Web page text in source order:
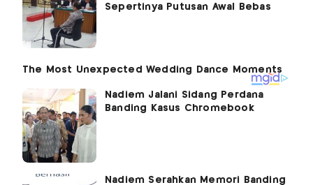
Sepertinya Putusan Awal Bebas
Nadiem Jalani Sidang Perdana
Banding Kasus Chromebook
Nadiem Serahkan Memori Banding